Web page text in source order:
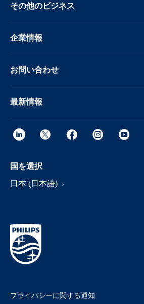
その他のビジネス
企業情報
お問い合わせ
最新情報
国を選択
日本 (日本語)
プライバシーに関する通知